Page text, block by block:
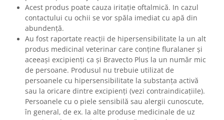
Acest produs poate cauza iritație oftalmică. In cazul
contactului cu ochii se vor spăla imediat cu apă din
abundență.
Au fost raportate reacții de hipersensibilitate la un alt
produs medicinal veterinar care conține fluralaner și
aceeași excipienți ca și Bravecto Plus la un număr mic
de persoane. Produsul nu trebuie utilizat de
persoanele cu hipersensibilitate la substanța activă
sau la oricare dintre excipienți (vezi contraindicațiile).
Persoanele cu o piele sensibilă sau alergii cunoscute,
în general, de ex. la alte produse medicinale de uz